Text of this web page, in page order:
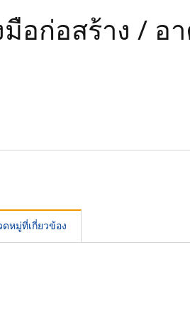
มือก่อสร้าง / อ
หมู่ที่เกี่ยวข้อง